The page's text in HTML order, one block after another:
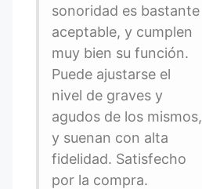
sonoridad es bastante
aceptable, y cumplen
muy bien su función.
Puede ajustarse el
nivel de graves y
agudos de los mismos,
y suenan con alta
fidelidad. Satisfecho
por la compra.